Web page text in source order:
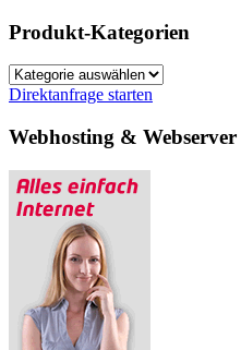
Produkt-Kategorien
Direktanfrage starten
Webhosting & Webserver